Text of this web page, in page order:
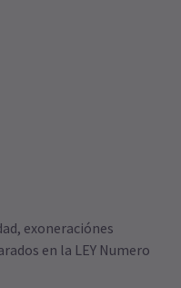
exoneraciónes
en la LEY Numero